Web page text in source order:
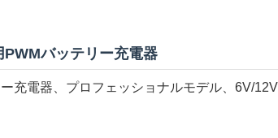
PWMバッテリー充電器
充電器、プロフェッショナルモデル、6V/